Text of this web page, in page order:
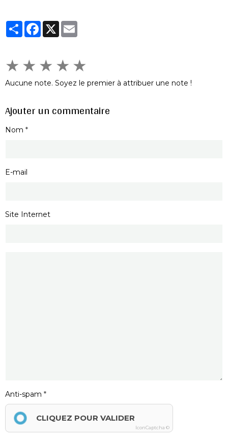
PartagerFacebook
X
★ ★ ★ ★ ★
Aucune note. Soyez le premier à attribuer une note !
Ajouter un commentaire
Nom
E-mail
Site Internet
Anti-spam
CLIQUEZ POUR VALIDER
IconCaptcha ©